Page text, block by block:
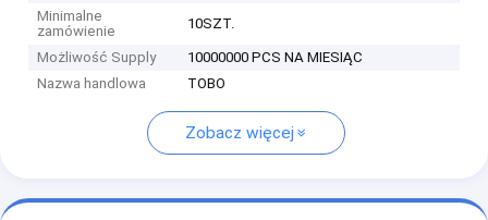
Minimalne
zamówienie
10SZT.
Możliwość Supply
10000000 PCS NA MIESIĄC
Nazwa handlowa
TOBO
Zobacz więcej